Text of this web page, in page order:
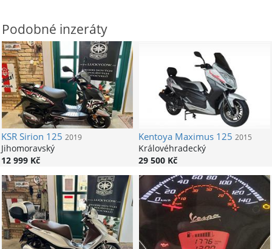
Podobné inzeráty
KSRSirion 125 2019
Jihomoravský
12 999 Kč
KentoyaMaximus 125 2015
Královéhradecký
29 500 Kč